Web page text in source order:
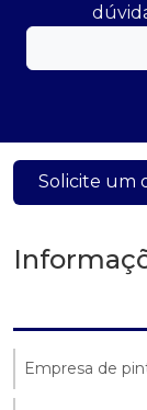
Solicite um
Empresa de